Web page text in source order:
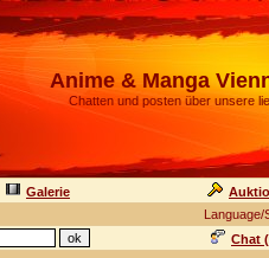
Anime & Manga
Chatten und posten über unsere
Galerie
Language/
Chat (